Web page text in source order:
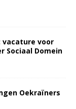
vacature voor
Sociaal Domein
Oekraïners